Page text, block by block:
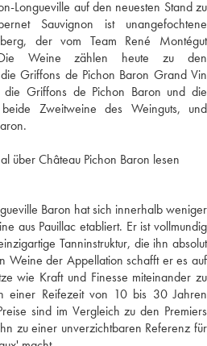
Longueville auf den neuesten Stand zu
Sauvignon ist unangefochtene
der vom Team René Montégut
Weine zählen heute zu den
Griffons de Pichon Baron Grand Vin
die Griffons de Pichon Baron und die
Zweitweine des Weinguts, und
über Château Pichon Baron lesen
Baron hat sich innerhalb weniger
aus Pauillac etabliert. Er ist vollmundig
Tanninstruktur, die ihn absolut
Weine der Appellation schafft er es auf
wie Kraft und Finesse miteinander zu
einer Reifezeit von 10 bis 30 Jahren
sind im Vergleich zu den Premiers
zu einer unverzichtbaren Referenz für